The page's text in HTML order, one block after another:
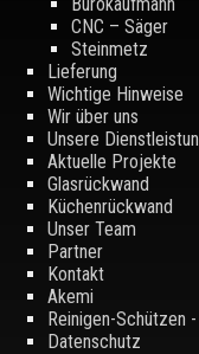
CNC – Säger
Steinmetz
Lieferung
Wichtige Hinweise
Wir über uns
Unsere
Aktuelle Projekte
Glasrückwand
Küchenrückwand
Unser Team
Partner
Kontakt
Akemi
Reinigen-Schützen
Datenschutz